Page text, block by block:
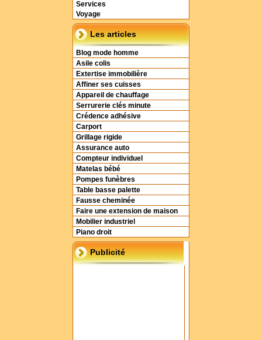
Services
Voyage
Les articles
Blog mode homme
Asile colis
Extertise immobilière
Affiner ses cuisses
Appareil de chauffage
Serrurerie clés minute
Crédence adhésive
Carport
Grillage rigide
Assurance auto
Compteur individuel
Matelas bébé
Pompes funèbres
Table basse palette
Fausse cheminée
Faire une extension de maison
Mobilier industriel
Piano droit
Publicité